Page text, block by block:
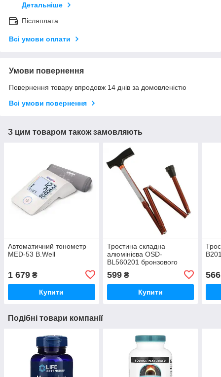
Детальніше
Післяплата
Всі умови оплати
Умови повернення
Повернення товару впродовж 14 днів за домовленістю
Всі умови повернення
З цим товаром також замовляють
Автоматичний тонометр
MED-53 B.Well
1 679 ₴
Купити
Тростина складна
алюмінієва OSD-
BL560201 бронзового
599₴
Купити
566
Подібні товари компанії